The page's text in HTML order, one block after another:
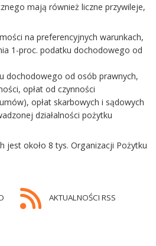
mają również liczne przywileje,
na preferencyjnych warunkach,
1-proc. podatku dochodowego od
dochodowego od osób prawnych,
opłat od czynności
opłat skarbowych i sądowych
działalności pożytku
jest około 8 tys. Organizacji Pożytku
AKTUALNOŚCI RSS